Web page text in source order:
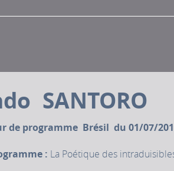
SANTORO
de programme Brésil du 01/07/
: La Poétique des